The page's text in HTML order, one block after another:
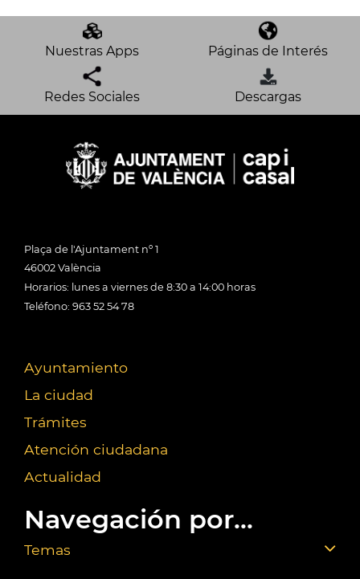
Nuestras Apps Páginas de Interés
Redes Sociales Descargas
Plaça de l'Ajuntament nº 1
46002 València
Horarios: lunes a viernes de 8:30 a 14:00 horas
Teléfono: 963 52 54 78
Ayuntamiento
La ciudad
Trámites
Atención ciudadana
Actualidad
Navegación por...
Temas